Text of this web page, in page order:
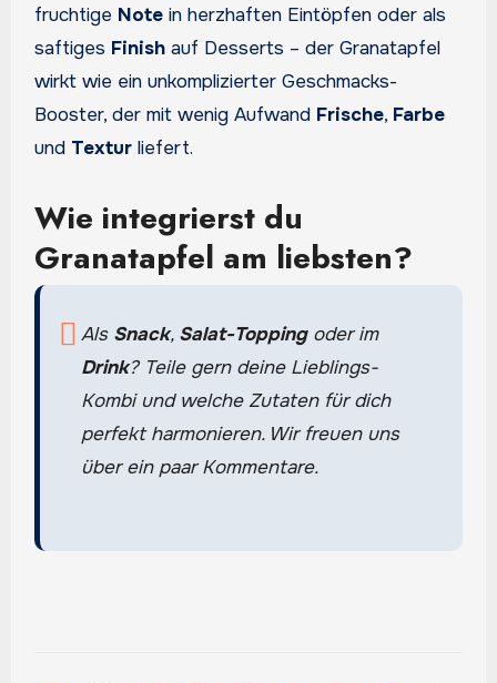
fruchtige Notein herzhaften Eintöpfen oder als
saftiges Finishauf Desserts – der Granatapfel
wirkt wie ein unkomplizierter Geschmacks-
Booster, der mit wenig Aufwand Frische, Farbe
und Texturliefert.
Wie integrierst du
Granatapfel am liebsten?
Als Snack, Salat-Toppingoder im
Drink? Teile gern deine Lieblings-
Kombi und welche Zutaten für dich
perfekt harmonieren. Wir freuen uns
über ein paar Kommentare.